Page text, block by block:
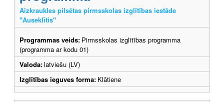
Aizkraukles pilsētas pirmsskolas izglītības iestāde
"Auseklītis"
Programmas veids: Pirmsskolas izglītības programma
(programma ar kodu 01)
Valoda:latviešu (LV)
Izglītības ieguves forma: Klātiene